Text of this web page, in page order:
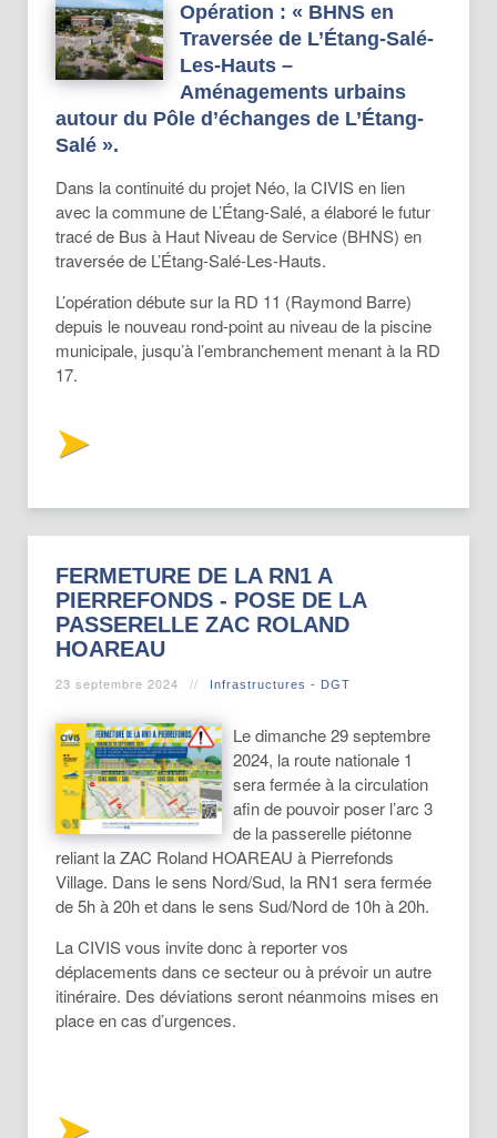
Opération : « BHNS en
Traversée de L’Étang-Salé-
Les-Hauts –
Aménagements urbains
autour du Pôle d’échanges de L’Étang-
Salé ».
Dans la continuité du projet Néo, la CIVIS en lien
avec la commune de L’Étang-Salé, a élaboré le futur
tracé de Bus à Haut Niveau de Service (BHNS) en
traversée de L’Étang-Salé-Les-Hauts.
L’opération débute sur la RD 11 (Raymond Barre)
depuis le nouveau rond-point au niveau de la piscine
municipale, jusqu’à l’embranchement menant à la RD
17.
FERMETURE DE LA RN1 A
PIERREFONDS - POSE DE LA
PASSERELLE ZAC ROLAND
HOAREAU
23 septembre 2024 Infrastructures - DGT
Le dimanche 29 septembre
2024, la route nationale 1
sera fermée à la circulation
afin de pouvoir poser l’arc 3
de la passerelle piétonne
reliant la ZAC Roland HOAREAU à Pierrefonds
Village. Dans le sens Nord/Sud, la RN1 sera fermée
de 5h à 20h et dans le sens Sud/Nord de 10h à 20h.
La CIVIS vous invite donc à reporter vos
déplacements dans ce secteur ou à prévoir un autre
itinéraire. Des déviations seront néanmoins mises en
place en cas d’urgences.